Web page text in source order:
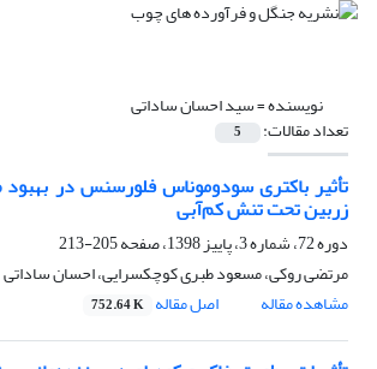
نویسنده =سید احسان ساداتی
تعداد مقالات: 5
تأثیر باکتری سودوموناس فلورسنس در
زربین تحت تنش کم‌آبی
دوره 72، شماره 3، پاییز 1398، صفحه
205-213
مرتضی روکی، مسعود طبری کوچکسرایی، احسان ساداتی
مشاهده مقاله
اصل مقاله 752.64 K